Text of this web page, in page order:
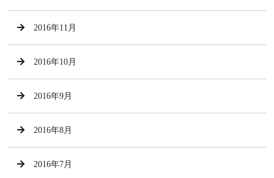
2016年11月
2016年10月
2016年9月
2016年8月
2016年7月